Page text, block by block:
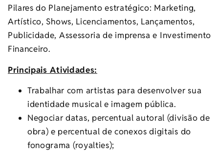
Pilares do Planejamento estratégico: Marketing,
Artístico, Shows, Licenciamentos, Lançamentos,
Publicidade, Assessoria de imprensa e Investimento
Financeiro.
Principais Atividades:
Trabalhar com artistas para desenvolver sua
identidade musical e imagem pública.
Negociar datas, percentual autoral (divisão de
obra) e percentual de conexos digitais do
fonograma (royalties);